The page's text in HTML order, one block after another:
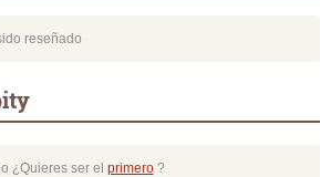
reseñado
¿Quieres ser el primero?